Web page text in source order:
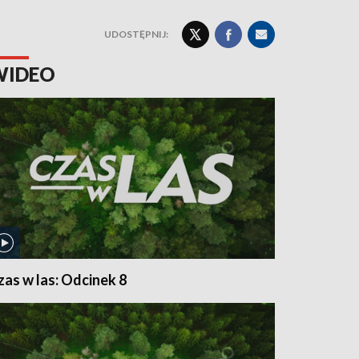
UDOSTĘPNIJ:
w las: Odcinek 8